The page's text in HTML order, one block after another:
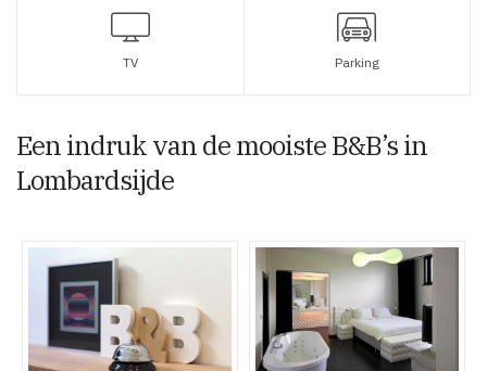
TV Parking
Een indruk van de mooiste B&B’s in
Lombardsijde